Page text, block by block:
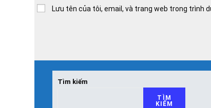
name
Lưu tên của tôi, email, và trang web trong trình
Tìm kiếm
TÌM
KIẾM